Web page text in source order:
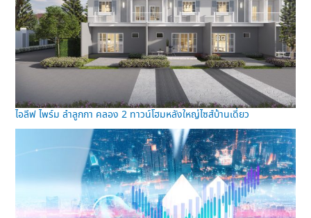
ไอลีฟ ไพร์ม ลำลูกกา คลอง 2 ทาวน์โฮมหลังใหญ่ไซส์บ้านเดี่ยว